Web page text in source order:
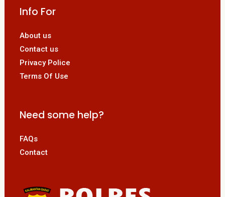
Info For
About us
Contact us
Privacy Police
Terms Of Use
Need some help?
FAQs
Contact